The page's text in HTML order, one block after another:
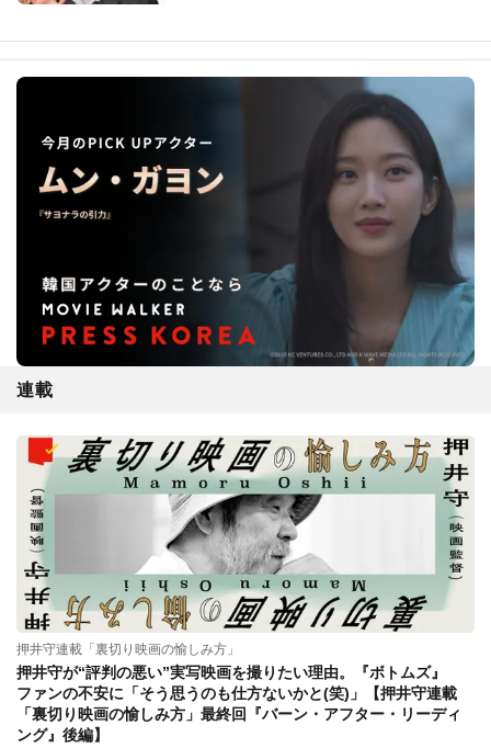
連載
押井守連載「裏切り映画の愉しみ方」
押井守が“評判の悪い”実写映画を撮りたい理由。『ボトムズ』
ファンの不安に「そう思うのも仕方ないかと(笑)」【押井守連載
「裏切り映画の愉しみ方」最終回『バーン・アフター・リーディ
ング』後編】